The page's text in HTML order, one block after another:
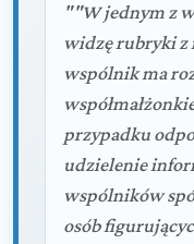
""W jednym z
widzę rubryki z
wspólnik ma
przypadku
udzielenie
wspólników
osób